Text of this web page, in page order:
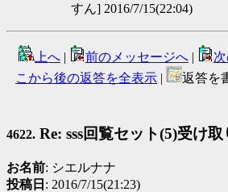
すん] 2016/7/15(22:04)
上へ | 前のメッセージへ |
こから後の返答を全表示 | 返答を
4622. Re: sss回覧セット(5)受け取
お名前: シエルナナ
投稿日 : 2016/7/15(21:23)